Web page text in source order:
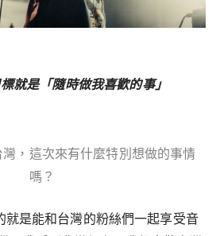
就是「隨時做我喜歡的事」
，這次來有什麼特別想做的事情
嗎？
就是能和台灣的粉絲們一起享受音